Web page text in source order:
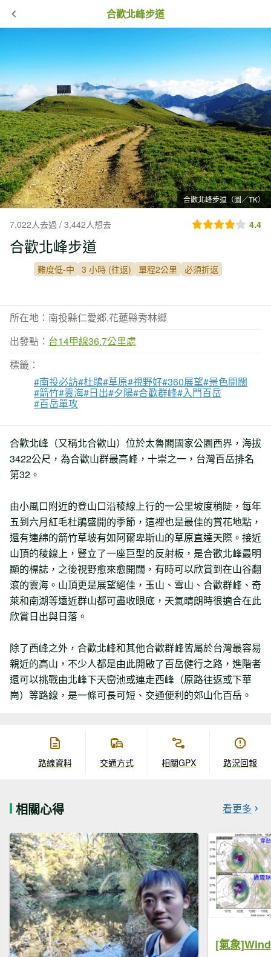
合歡北峰步道
合歡北峰步道（圖／TK）
7,022人去過 / 3,442人想去 4.4
合歡北峰步道
難度低-中 3 小時 (往返) 單程2公里 必須折返
所在地：南投縣仁愛鄉,花蓮縣秀林鄉
出發點： 台14甲線36.7公里處
標籤：
#南投必訪#杜鵑#草原#視野好#360展望#景色開闊
#箭竹#雲海#日出#夕陽#合歡群峰#入門百岳
#百岳單攻
合歡北峰（又稱北合歡山）位於太魯閣國家公園西界，海拔
3422公尺，為合歡山群最高峰，十崇之一，台灣百岳排名
第32。
由小風口附近的登山口沿稜線上行的一公里坡度稍陡，每年
五到六月紅毛杜鵑盛開的季節，這裡也是最佳的賞花地點，
還有連綿的箭竹草坡有如阿爾卑斯山的草原直達天際。接近
山頂的稜線上，豎立了一座巨型的反射板，是合歡北峰最明
顯的標誌，之後視野愈來愈開闊，有時可以欣賞到在山谷翻
滾的雲海。山頂更是展望絕佳，玉山、雪山、合歡群峰、奇
萊和南湖等遠近群山都可盡收眼底，天氣晴朗時很適合在此
欣賞日出與日落。
除了西峰之外，合歡北峰和其他合歡群峰皆屬於台灣最容易
親近的高山，不少人都是由此開啟了百岳健行之路，進階者
還可以挑戰由北峰下天巒池或連走西峰（原路往返或下華
崗）等路線，是一條可長可短、交通便利的郊山化百岳。
路線資料 交通方式 相關GPX 路況回報
相關心得 看更多